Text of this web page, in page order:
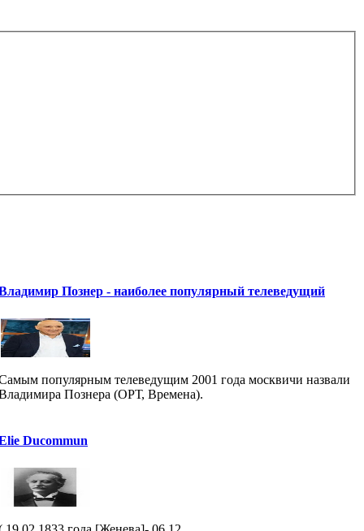
Познер - наиболее популярный телеведущий
популярным телеведущим 2001 года москвичи назвали
Познера (ОРТ, Времена).
Ducommun